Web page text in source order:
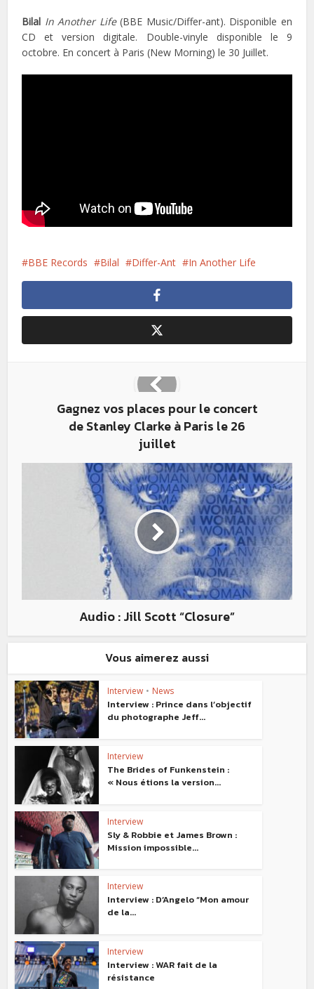
Bilal In Another Life(BBE Music/Differ-ant). Disponible en
CD et version digitale. Double-vinyle disponible le 9
octobre. En concert à Paris (New Morning) le 30 Juillet.
BBE Records Bilal Differ-Ant In Another Life
Gagnez vos places pour le concert
de Stanley Clarke à Paris le 26
juillet
Audio : Jill Scott “Closure”
Vous aimerez aussi
Interview • News
Interview : Prince dans l’objectif
du photographe Jeff...
Interview
The Brides of Funkenstein :
« Nous étions la version...
Interview
Sly & Robbie et James Brown :
Mission impossible...
Interview
Interview : D’Angelo “Mon amour
de la...
Interview
Interview : WAR fait de la
résistance